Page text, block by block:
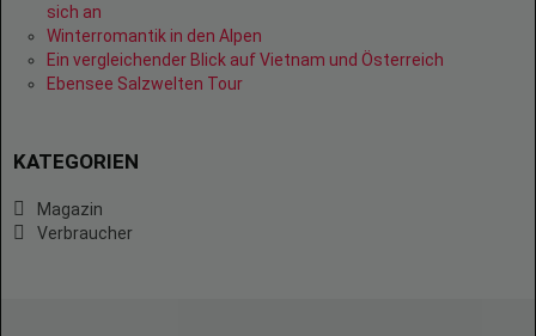
sich an
Winterromantik in den Alpen
Ein vergleichender Blick auf Vietnam und Österreich
Ebensee Salzwelten Tour
KATEGORIEN
Magazin
Verbraucher